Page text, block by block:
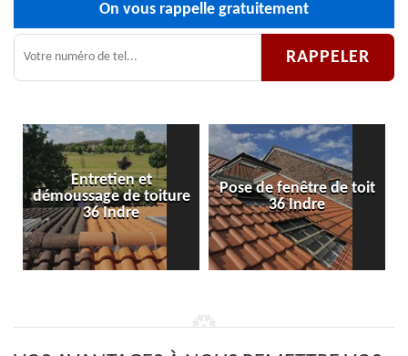
On vous rappelle gratuitement
Entretien et
démoussage de toiture
36 Indre
Pose de fenêtre de toit
36 Indre